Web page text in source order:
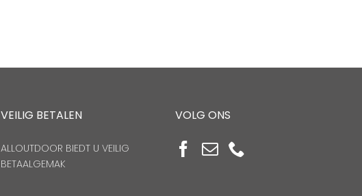
VEILIG BETALEN
ALLOUTDOOR BIEDT U VEILIG
BETAALGEMAK
VOLG ONS